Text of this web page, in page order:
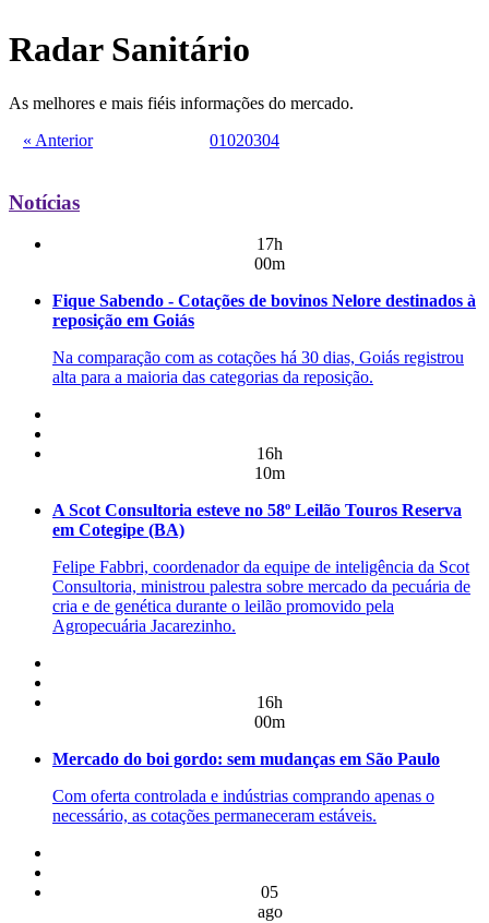
Radar Sanitário
As melhores e mais fiéis informações do mercado.
« Anterior
01020304
Notícias
17h
00m
Fique Sabendo - Cotações de bovinos Nelore destinados à
reposição em Goiás
Na comparação com as cotações há 30 dias, Goiás registrou
alta para a maioria das categorias da reposição.
16h
10m
A Scot Consultoria esteve no 58º Leilão Touros Reserva
em Cotegipe (BA)
Felipe Fabbri, coordenador da equipe de inteligência da Scot
Consultoria, ministrou palestra sobre mercado da pecuária de
cria e de genética durante o leilão promovido pela
Agropecuária Jacarezinho.
16h
00m
Mercado do boi gordo: sem mudanças em São Paulo
Com oferta controlada e indústrias comprando apenas o
necessário, as cotações permaneceram estáveis.
05
ago